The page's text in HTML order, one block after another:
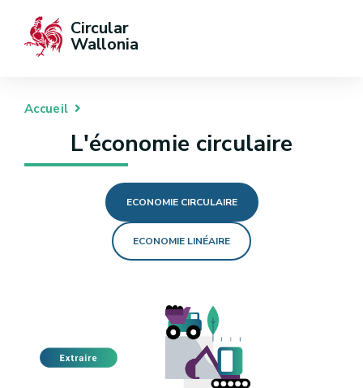
Circular
Wallonia
Accueil
L'économie circulaire
ECONOMIE LINÉAIRE
ECONOMIE CIRCULAIRE